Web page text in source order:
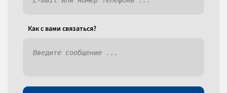
Как c вами связаться?